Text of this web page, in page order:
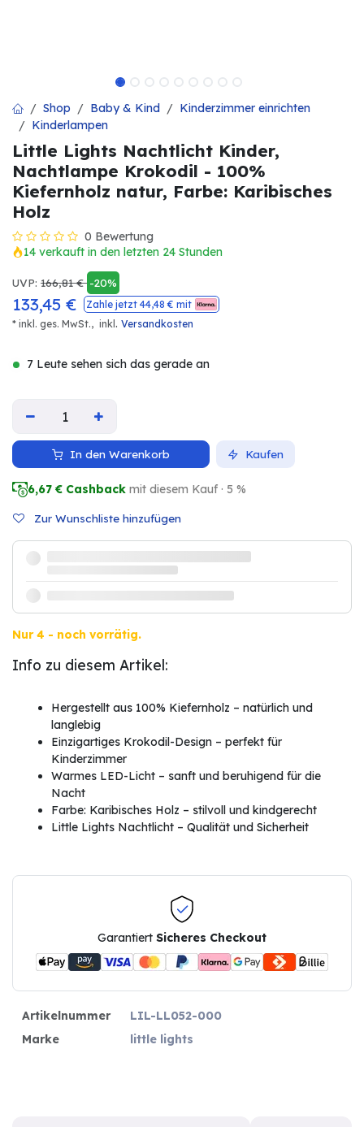
Shop Baby & Kind
Kinderzimmer einrichten
Kinderlampen
Little Lights Nachtlicht Kinder,
Nachtlampe Krokodil - 100%
Kiefernholz natur, Farbe: Karibisches
Holz
0 Bewertung
14 verkauft in den letzten 24 Stunden
UVP: 166,81€ -20%
133,45 € Zahle jetzt 44,48 € mit
* inkl. ges. MwSt., inkl . Versandkosten
7 Leute sehen sich das gerade an
In den Warenkorb Kaufen
6,67 € Cashback mit diesem Kauf · 5 %
Zur Wunschliste hinzufügen
Nur 4 - noch vorrätig.
Info zu diesem Artikel:
Hergestellt aus 100% Kiefernholz – natürlich und
langlebig
Einzigartiges Krokodil-Design – perfekt für
Kinderzimmer
Warmes LED-Licht – sanft und beruhigend für die
Nacht
Farbe: Karibisches Holz – stilvoll und kindgerecht
Little Lights Nachtlicht – Qualität und Sicherheit
Garantiert Sicheres Checkout
Artikelnummer
LIL-LL052-000
Marke
little lights